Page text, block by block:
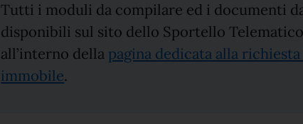
Tutti i moduli da compilare ed i documenti
disponibili sul sito dello Sportello
all’interno della pagina dedicata alla
immobile.